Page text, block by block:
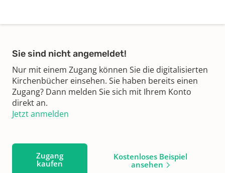
Sie sind nicht angemeldet!
Nur mit einem Zugang können Sie die digitalisierten
Kirchenbücher einsehen. Sie haben bereits einen
Zugang? Dann melden Sie sich mit Ihrem Konto
direkt an.
Jetzt anmelden
Zugang
kaufen
Kostenloses Beispiel
ansehen